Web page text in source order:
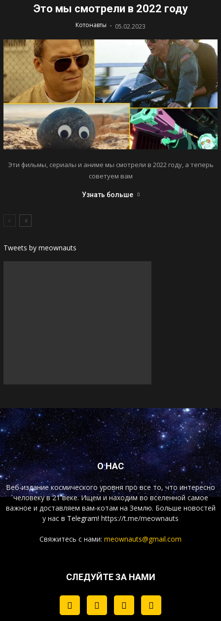
Это мы смотрели в 2022 году
Котонавты - 05.02.2023
Эти фильмы, сериалы и аниме мы смотрели в 2022 году, а теперь
советуем вам
Узнать больше
Tweets by meownauts
О НАС
Веб-издание космического уровня про все то, что интересно
человеку в 21 веке. Ищем и находим во вселенной самое
важное и доставляем вам-котам на Землю. Больше новостей
у нас в Telegram! https://t.me/meownauts
Свяжитесь с нами: meownauts@gmail.com
СЛЕДУЙТЕ ЗА НАМИ